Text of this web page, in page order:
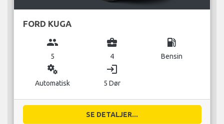
FORD KUGA
group
5
business_center
4
local_gas_station
Bensin
miscellaneous_services
Automatisk
login
5 Dør
SE DETALJER...